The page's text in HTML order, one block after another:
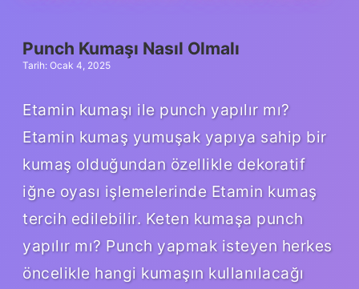
Punch Kumaşı Nasıl Olmalı
Tarih: Ocak 4, 2025
Etamin kumaşı ile punch yapılır mı?
Etamin kumaş yumuşak yapıya sahip bir
kumaş olduğundan özellikle dekoratif
iğne oyası işlemelerinde Etamin kumaş
tercih edilebilir. Keten kumaşa punch
yapılır mı? Punch yapmak isteyen herkes
öncelikle hangi kumaşın kullanılacağı